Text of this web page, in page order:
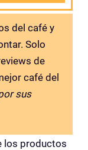
del café y
Solo
de
café del
sus
los productos